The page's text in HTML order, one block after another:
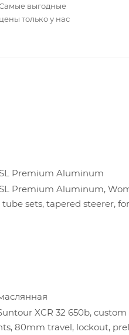
выгодные
цены только у нас
SL Premium Aluminum
SL Premium Aluminum,
sets, tapered steerer,
XCR 32 650b,
80mm travel, lockout,